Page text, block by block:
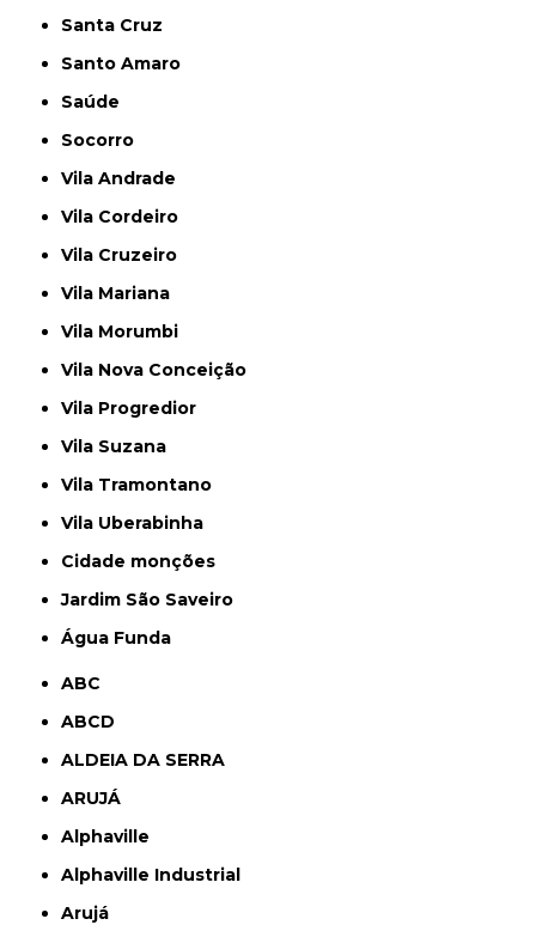
Santa Cruz
Santo Amaro
Saúde
Socorro
Vila Andrade
Vila Cordeiro
Vila Cruzeiro
Vila Mariana
Vila Morumbi
Vila Nova Conceição
Vila Progredior
Vila Suzana
Vila Tramontano
Vila Uberabinha
cidade monções
jardim São Saveiro
Água Funda
ABC
ABCD
ALDEIA DA SERRA
ARUJÁ
Alphaville
Alphaville Industrial
Arujá